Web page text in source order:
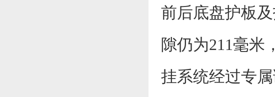
前后底盘护板
隙仍为211毫米
挂系统经过专